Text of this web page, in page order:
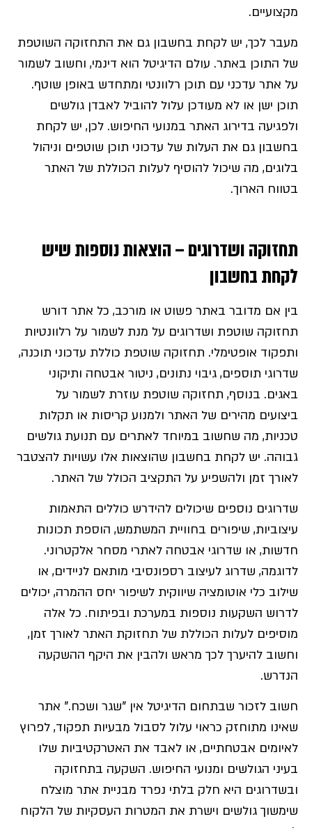
מקצועיים.
מעבר לכך, יש לקחת בחשבון גם את התחזוקה השוטפת
של התוכן באתר. עולם הדיגיטל הוא דינמי, וחשוב לשמור
על אתר עדכני עם תוכן רלוונטי ומתחדש באופן שוטף.
תוכן ישן או לא מעודכן עלול להוביל לאבדן גולשים
ולפגיעה בדירוג האתר במנועי החיפוש. לכן, יש לקחת
בחשבון גם את העלות של עדכוני תוכן שוטפים וניהול
בלוגים, מה שיכול להוסיף לעלות הכוללת של האתר
בטווח הארוך.
תחזוקה ושדרוגים – הוצאות נוספות שיש
לקחת בחשבון
בין אם מדובר באתר פשוט או מורכב, כל אתר דורש
תחזוקה שוטפת ושדרוגים על מנת לשמור על רלוונטיות
ותפקוד אופטימלי. תחזוקה שוטפת כוללת עדכוני תוכנה,
שדרוגי תוספים, גיבוי נתונים, ניטור אבטחה ותיקוני
באגים. בנוסף, תחזוקה שוטפת עוזרת לשמור על
ביצועים מהירים של האתר ולמנוע קריסות או תקלות
טכניות, מה שחשוב במיוחד לאתרים עם תנועת גולשים
גבוהה. יש לקחת בחשבון שהוצאות אלו עשויות להצטבר
לאורך זמן ולהשפיע על התקציב הכולל של האתר.
שדרוגים נוספים שיכולים להידרש כוללים התאמות
עיצוביות, שיפורים בחוויית המשתמש, הוספת תכונות
חדשות, או שדרוגי אבטחה לאתרי מסחר אלקטרוני.
לדוגמה, שדרוג לעיצוב רספונסיבי מותאם לניידים, או
שילוב כלי אוטומציה שיווקית לשיפור יחס ההמרה, יכולים
לדרוש השקעות נוספות במערכת ובפיתוח. כל אלה
מוסיפים לעלות הכוללת של תחזוקת האתר לאורך זמן,
וחשוב להיערך לכך מראש ולהבין את היקף ההשקעה
הנדרש.
חשוב לזכור שבתחום הדיגיטל אין "שגר ושכח." אתר
שאינו מתוחזק כראוי עלול לסבול מבעיות תפקוד, לפרוץ
לאיומים אבטחתיים, או לאבד את האטרקטיביות שלו
בעיני הגולשים ומנועי החיפוש. השקעה בתחזוקה
ובשדרוגים היא חלק בלתי נפרד מבניית אתר מוצלח
שימשוך גולשים וישרת את המטרות העסקיות של הלקוח